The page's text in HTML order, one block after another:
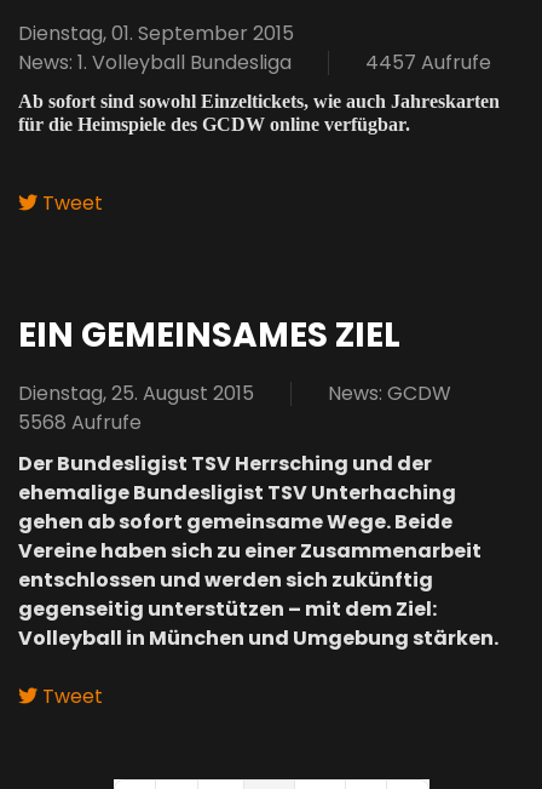
Dienstag, 01. September 2015
News: 1. Volleyball Bundesliga
4457 Aufrufe
Ab sofort sind sowohl Einzeltickets, wie auch Jahreskarten
für die Heimspiele des GCDW online verfügbar.
Tweet
EIN GEMEINSAMES ZIEL
Dienstag, 25. August 2015
News: GCDW
5568 Aufrufe
Der Bundesligist TSV Herrsching und der
ehemalige Bundesligist TSV Unterhaching
gehen ab sofort gemeinsame Wege. Beide
Vereine haben sich zu einer Zusammenarbeit
entschlossen und werden sich zukünftig
gegenseitig unterstützen – mit dem Ziel:
Volleyball in München und Umgebung stärken.
Tweet